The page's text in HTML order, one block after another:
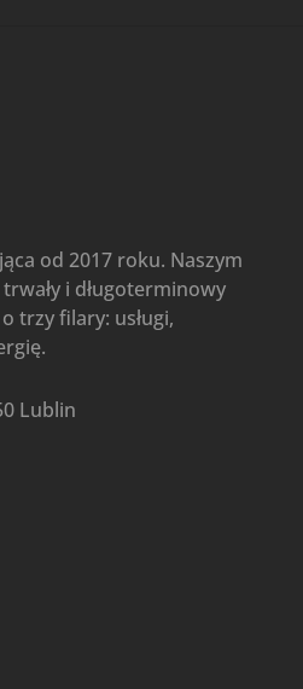
od 2017 roku. Naszym
i długoterminowy
trzy filary: usługi,
Lublin